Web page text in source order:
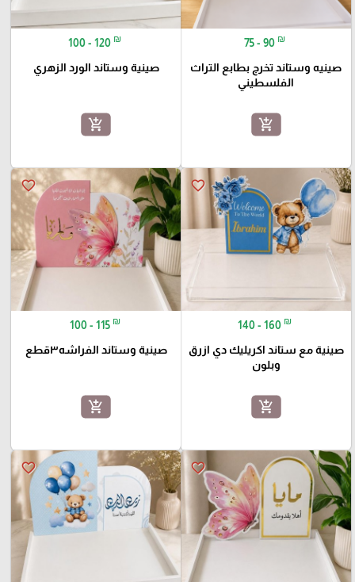
75 - 90 ₪
صينيه وستاند تخرج بطابع التراث
الفلسطيني
add_shopping_cart
100 - 120 ₪
صينية وستاند الورد الزهري
add_shopping_cart
favorite_border
140 - 160 ₪
صينية مع ستاند اكريليك دي ازرق
وبلون
add_shopping_cart
favorite_border
100 - 115 ₪
صينية وستاند الفراشه٣قطع
add_shopping_cart
favorite_border
favorite_border